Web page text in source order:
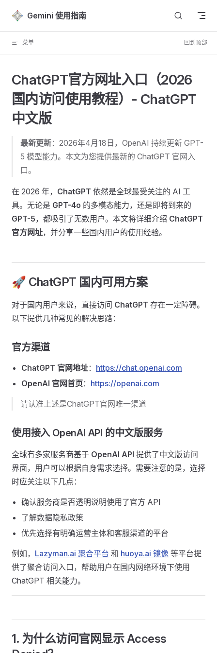
Skip to content
Gemini 使用指南
菜单 回到顶部
ChatGPT官方网址入口（2026
国内访问使用教程）- ChatGPT
中文版
最新更新：2026年4月18日，OpenAI 持续更新 GPT-
5 模型能力。本文为您提供最新的 ChatGPT 官网入
口。
在 2026 年， ChatGPT 依然是全球最受关注的 AI 工
具。无论是 GPT-4o 的多模态能力，还是即将到来的
GPT-5，都吸引了无数用户。本文将详细介绍 ChatGPT
官方网址，并分享一些国内用户的使用经验。
🚀 ChatGPT 国内可用方案
对于国内用户来说，直接访问 ChatGPT 存在一定障碍。
以下提供几种常见的解决思路：
官方渠道
ChatGPT 官网地址： https://chat.openai.com
OpenAI 官网首页： https://openai.com
请认准上述是ChatGPT官网唯一渠道
使用接入 OpenAI API 的中文版服务
全球有多家服务商基于 OpenAI API 提供了中文版访问
界面，用户可以根据自身需求选择。需要注意的是，选择
时应关注以下几点：
确认服务商是否透明说明使用了官方 API
了解数据隐私政策
优先选择有明确运营主体和客服渠道的平台
例如， Lazyman.ai 聚合平台 和 huoya.ai 镜像 等平台提
供了聚合访问入口，帮助用户在国内网络环境下使用
ChatGPT 相关能力。
1. 为什么访问官网显示 Access